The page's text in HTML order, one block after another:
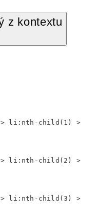
z kontextu
> li:nth-child(1) >
> li:nth-child(2) >
> li:nth-child(3) >